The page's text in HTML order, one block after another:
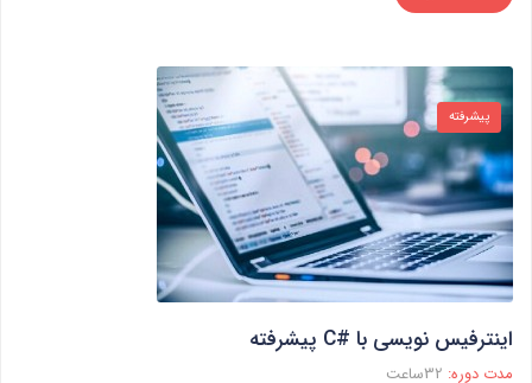
پیشرفته
اینترفیس نویسی با #C پیشرفته
مدت دوره: